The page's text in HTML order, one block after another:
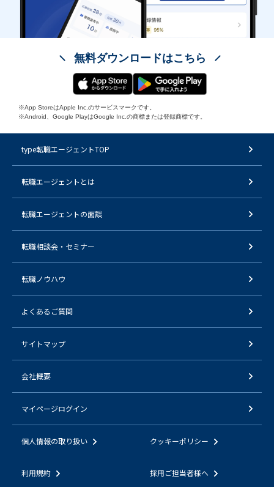
無料ダウンロードはこちら
※App StoreはApple Inc.のサービスマークです。
※Android、Google PlayはGoogle Inc.の商標または登録商標です。
type転職エージェントTOP
転職エージェントとは
転職エージェントの面談
転職相談会・セミナー
転職ノウハウ
よくあるご質問
サイトマップ
会社概要
マイページログイン
個人情報の取り扱い クッキーポリシー
利用規約 採用ご担当者様へ